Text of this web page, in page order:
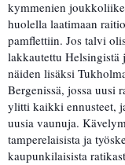
kymmenien
huolella laatimaan
pamflettiin. Jos talvi
lakkautettu Helsingistä
näiden lisäksi
Bergenissä, jossa uusi
ylitti kaikki ennusteet,
uusia vaunuja.
tamperelaisista ja
kaupunkilaisista